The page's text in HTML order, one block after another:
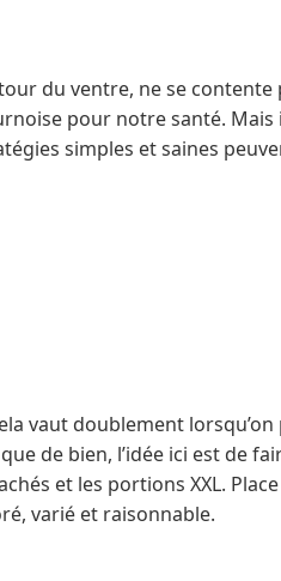
du ventre, ne se contente
pour notre santé.
simples et saines
vaut doublement lorsqu’on
de bien, l’idée ici est de
et les portions XXL.
varié et raisonnable.